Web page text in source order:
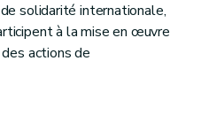
solidarité internationale,
à la mise en œuvre
actions de